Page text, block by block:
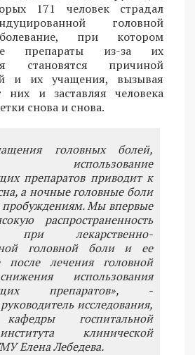
171 человек страдал
головной
при котором
препараты из-за их
становятся причиной
и их учащения, вызывая
них и заставляя человека
снова и снова.
головных болей,
использование
препаратов приводит к
а ночные головные боли
пробуждениям. Мы впервые
распространенность
при лекарственно-
головной боли и ее
после лечения головной
использования
препаратов», -
исследования,
госпитальной
клинической
Елена Лебедева.